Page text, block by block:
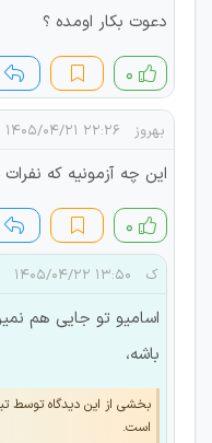
دعوت بکار اومده ؟
۰
بهروز ۲۲:۲۶ ۱۴۰۵/۰۴/۲۱
این چه آزمونیه که
۰
ک ۱۳:۵۰ ۱۴۰۵/۰۴/۲۲
اسامیو تو جایی هم
باشه،
بخشی از این دیدگاه توسط
است.